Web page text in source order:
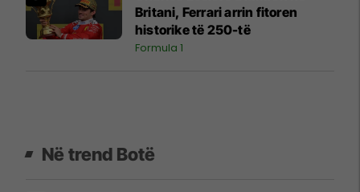
Britani, Ferrari arrin fitoren
historike të 250-të
Formula 1
Në trend Botë